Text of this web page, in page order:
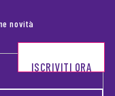
novità
ISCRIVITI ORA